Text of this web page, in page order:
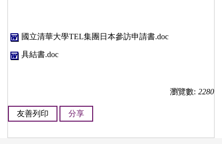
國立清華大學TEL集團日本參訪申請書.doc
具結書.doc
瀏覽數: 2280
友善列印 分享